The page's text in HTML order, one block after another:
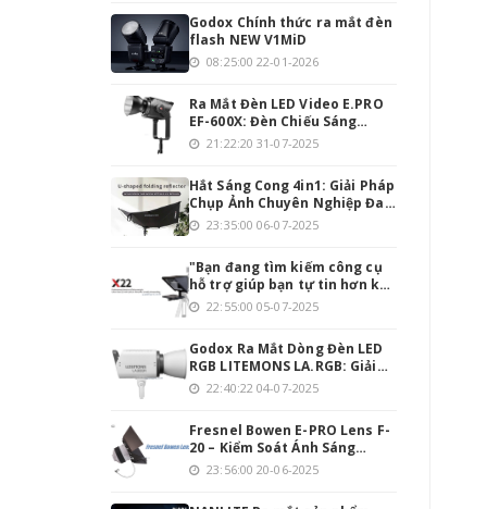
Godox Chính thức ra mắt đèn
flash NEW V1MiD
08:25:00 22-01-2026
Ra Mắt Đèn LED Video E.PRO
EF-600X: Đèn Chiếu Sáng
Mạnh Mẽ Cho Người Đam Mê
21:22:20 31-07-2025
Hắt Sáng Cong 4in1: Giải Pháp
Chụp Ảnh Chuyên Nghiệp Đa
Năng23:35:00 06-07-2025
"Bạn đang tìm kiếm công cụ
hỗ trợ giúp bạn tự tin hơn khi
thuyết trình hoặc quay
Professionnel 22 Inch chính
là giải pháp hoàn hảo cho
bạn!
22:55:00 05-07-2025
Godox Ra Mắt Dòng Đèn LED
RGB LITEMONS LA.RGB: Giải
Pháp Chiếu Sáng Toàn Diện
22:40:22 04-07-2025
Fresnel Bowen E-PRO Lens F-
20 – Kiểm Soát Ánh Sáng
Chính Xác, Tối Ưu Hóa Quay
23:56:00 20-06-2025